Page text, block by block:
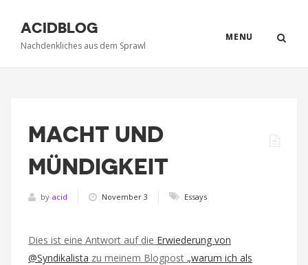
MENU
ACIDBLOG
Nachdenkliches aus dem Sprawl
MACHT UND
MÜNDIGKEIT
by acid November 3 Essays
Dies ist eine Antwort auf die Erwiederung von
@Syndikalista zu meinem Blogpost „warum ich als